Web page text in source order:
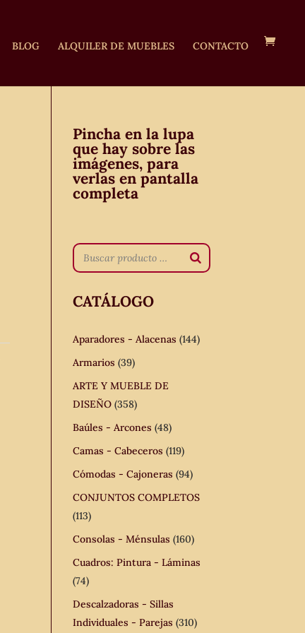
BLOG ALQUILER DE MUEBLES CONTACTO
Pincha en la lupa
que hay sobre las
imágenes, para
verlas en pantalla
completa
CATÁLOGO
Aparadores - Alacenas (144)
Armarios (39)
ARTE Y MUEBLE DE
DISEÑO (358)
Baúles - Arcones (48)
Camas - Cabeceros (119)
Cómodas - Cajoneras (94)
CONJUNTOS COMPLETOS
(113)
Consolas - Ménsulas (160)
Cuadros: Pintura - Láminas
(74)
Descalzadoras - Sillas
Individuales - Parejas (310)